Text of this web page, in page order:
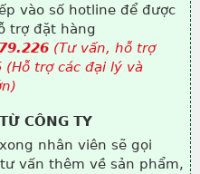
vào số hotline để được
trợ đặt hàng
(Tư vấn, hỗ trợ
(Hỗ trợ các đại lý và
CÔNG TY
nhân viên sẽ gọi
vấn thêm về sản phẩm,